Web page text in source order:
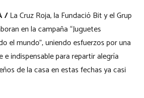
/La Cruz Roja, la Fundació Bit y el Grup
en la campaña “Juguetes
el mundo”, uniendo esfuerzos por una
indispensable para repartir alegría
de la casa en estas fechas ya casi